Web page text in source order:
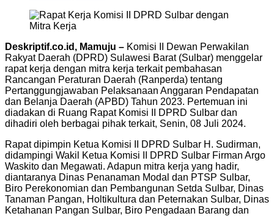
Deskriptif.co.id, Mamuju – Komisi II Dewan Perwakilan
Rakyat Daerah (DPRD) Sulawesi Barat (Sulbar) menggelar
rapat kerja dengan mitra kerja terkait pembahasan
Rancangan Peraturan Daerah (Ranperda) tentang
Pertanggungjawaban Pelaksanaan Anggaran Pendapatan
dan Belanja Daerah (APBD) Tahun 2023. Pertemuan ini
diadakan di Ruang Rapat Komisi II DPRD Sulbar dan
dihadiri oleh berbagai pihak terkait, Senin, 08 Juli 2024.
Rapat dipimpin Ketua Komisi II DPRD Sulbar H. Sudirman,
didampingi Wakil Ketua Komisi II DPRD Sulbar Firman Argo
Waskito dan Megawati. Adapun mitra kerja yang hadir,
diantaranya Dinas Penanaman Modal dan PTSP Sulbar,
Biro Perekonomian dan Pembangunan Setda Sulbar, Dinas
Tanaman Pangan, Holtikultura dan Peternakan Sulbar, Dinas
Ketahanan Pangan Sulbar, Biro Pengadaan Barang dan